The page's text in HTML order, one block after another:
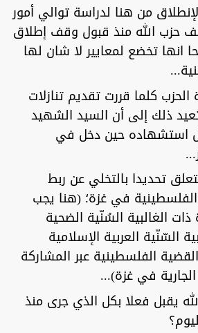
من هنا لدراسة توالي أمور
حزب الله منذ قبول وقف إطلاق
انها تخضع لمعايير لا شان لها
كلما قررت تقديم تنازلات
ذلك إلى أن السيد الشهيد
استشهاده حين دخل في
تحديدا بالتخلي عن ربط
والفلسطينية في غزة؛ (هنا يجب
الغالبية السُنّية الضحية
السّنّية العربية الإسلامية
الفلسطينية عبر المشاركة
في غزة)...
يقبل فعلا بكل الذي جرى منذ